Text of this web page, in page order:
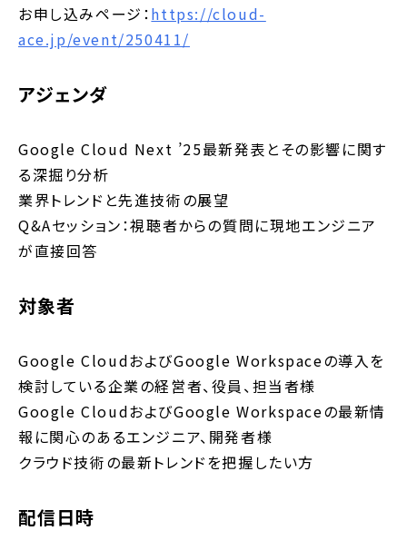
お申し込みページ：https://cloud-
ace.jp/event/250411/
アジェンダ
Google Cloud Next ’25最新発表とその影響に関す
る深掘り分析
業界トレンドと先進技術の展望
Q&Aセッション：視聴者からの質問に現地エンジニア
が直接回答
対象者
Google CloudおよびGoogle Workspaceの導入を
検討している企業の経営者、役員、担当者様
Google CloudおよびGoogle Workspaceの最新情
報に関心のあるエンジニア、開発者様
クラウド技術の最新トレンドを把握したい方
配信日時